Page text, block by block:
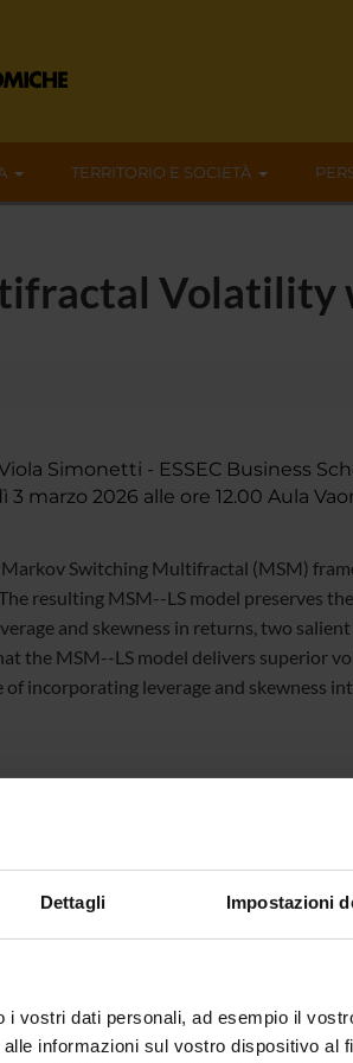
Dettagli Impostazioni
i vostri dati personali, ad esempio il
informazioni sul vostro dispositivo al
TERRITORIO E SOCIETÀ
Volatility
Simonetti - ESSEC Business
marzo 2026 alle ore 12.00 Aula
Switching Multifractal (MSM)
The resulting MSM--LS model preserves
and skewness in returns, two
the MSM--LS model delivers superior
of incorporating leverage and skewness
19 gennaio 2026